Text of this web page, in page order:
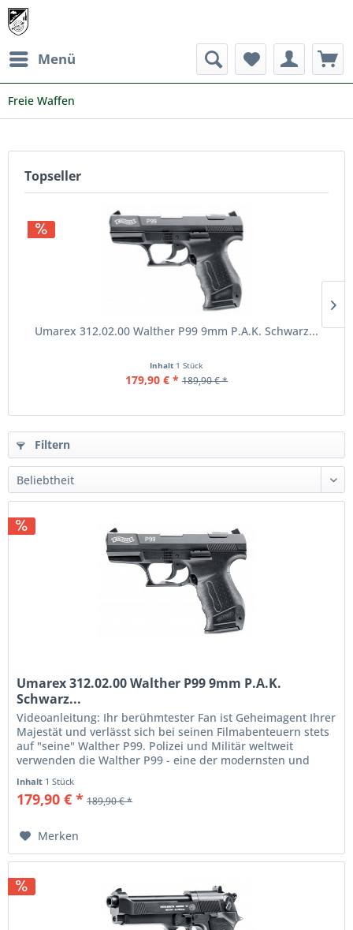
Menü
Freie Waffen
Topseller
Umarex 312.02.00 Walther P99 9mm P.A.K. Schwarz...
Inhalt 1 Stück
179,90 € * 189,90 € *
Filtern
Umarex 312.02.00 Walther P99 9mm P.A.K.
Schwarz...
Videoanleitung: Ihr berühmtester Fan ist Geheimagent Ihrer
Majestät und verlässt sich bei seinen Filmabenteuern stets
auf "seine" Walther P99. Polizei und Militär weltweit
verwenden die Walther P99 - eine der modernsten und
Inhalt 1 Stück
179,90 € * 189,90 € *
Merken